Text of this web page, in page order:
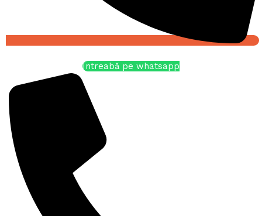
Întreabă pe whatsapp